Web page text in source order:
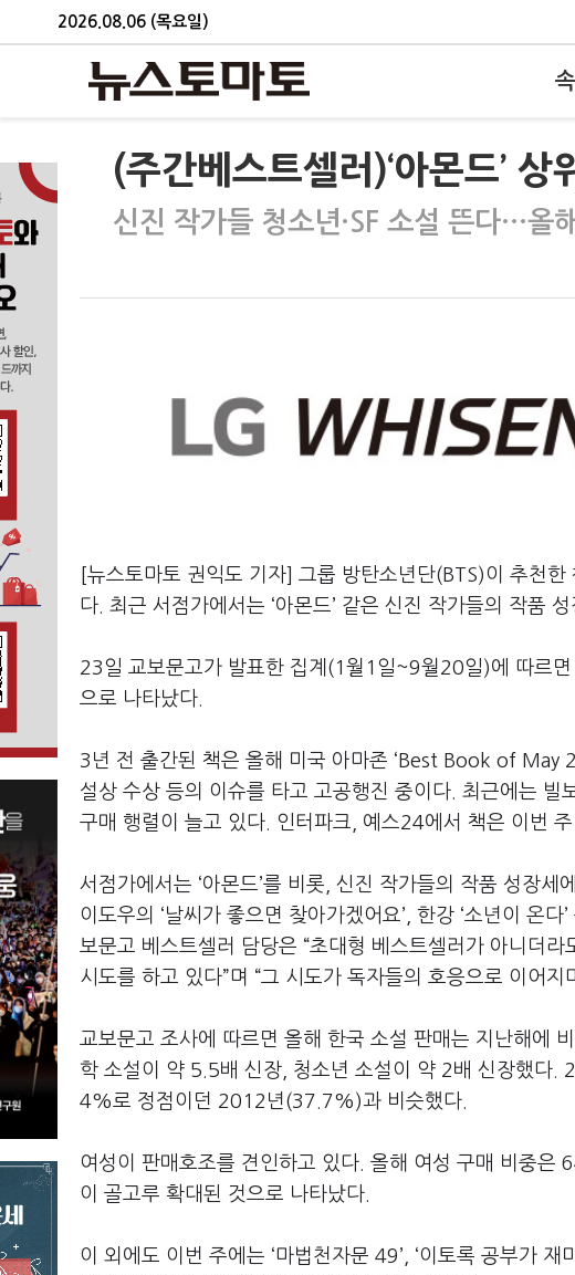
2026.08.06 (목요일)
(주간베스트셀러)‘아몬드’
신진 작가들 청소년·SF 소설 뜬다…올
[뉴스토마토 권익도 기자] 그룹 방탄소년단(BTS)이 추천한
다 최근 서점가에서는 ‘아몬드’ 같은 신진 작가들의 작품
23일 교보문고가 발표한 집계 (1 월 1 일~9월20일 )에 따르면
으로 나타났다
3 년 전 출간된 책은 올해 미국 아마존 ‘ Best Book of May
설상 수상 등의 이슈를 타고 고공행진 중이다 최근에는 빌
구매 행렬이 늘고 있다
인터파크 예스24에서 책은 이번
서점가에서는 ‘아몬드’를 비롯 신진 작가들의 작품 성장세
이도우의 ‘날씨가 좋으면 찾아가겠어요’, 한강 ‘소년이 온다’
보문고 베스트셀러 담당은 “초대형 베스트셀러가 아니더라
시도를 하고 있다”며 “그 시도가 독자들의 호응으로 이어
교보문고 조사에 따르면 올해 한국 소설 판매는 지난해에
학 소설이 약 5.5배 신장 청소년 소설이 약 2배 신장했다 .
4%로 정점이던 2012 년(37.7%)과 비슷했다
여성이 판매호조를 견인하고 있다 올해 여성 구매 비중은
이 골고루 확대된 것으로 나타났다
이 외에도 이번 주에는 ‘마법천자문 49’, ‘이토록 공부가 재